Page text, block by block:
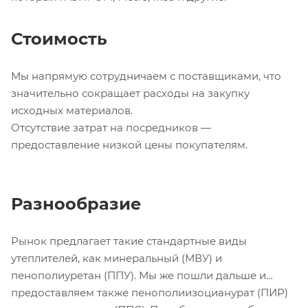
Стоимость
Мы напрямую сотрудничаем с поставщиками, что
значительно сокращает расходы на закупку
исходных материалов.
Отсутствие затрат на посредников —
предоставление низкой цены покупателям.
Разнообразие
Рынок предлагает такие стандартные виды
утеплителей, как минеральный (МВУ) и
пенополиуретан (ППУ). Мы же пошли дальше и
предоставляем также пенополиизоцианурат (ПИР)